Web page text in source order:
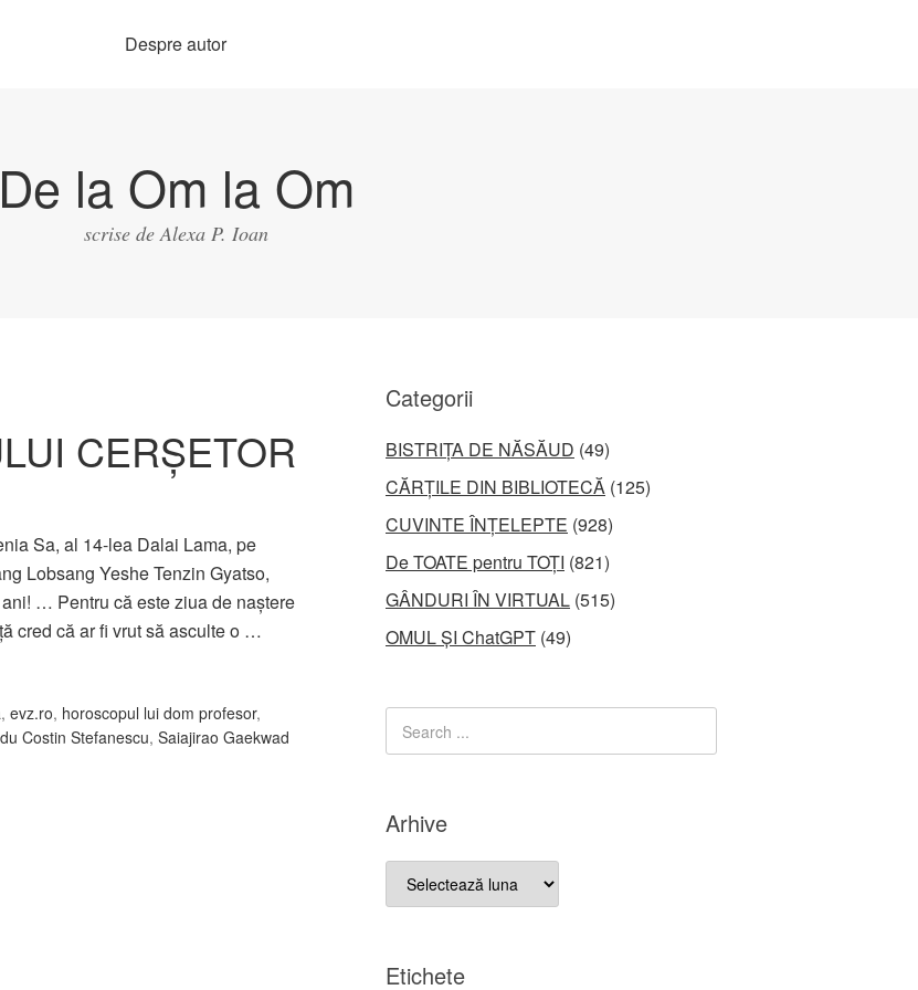
Despre autor
De la Om la Om
scrise de Alexa P. Ioan
CERȘETOR
Sa, al 14-lea Dalai Lama, pe
Lobsang Yeshe Tenzin Gyatso,
… Pentru că este ziua de naștere
cred că ar fi vrut să asculte o …
, evz.ro, horoscopul lui dom profesor,
Costin Stefanescu, Saiajirao Gaekwad
Categorii
BISTRIȚA DE NĂSĂUD (49)
CĂRȚILE DIN BIBLIOTECĂ (125)
CUVINTE ÎNȚELEPTE (928)
De TOATE pentru TOȚI (821)
GÂNDURI ÎN VIRTUAL (515)
OMUL ȘI ChatGPT (49)
Arhive
Arhive
Etichete